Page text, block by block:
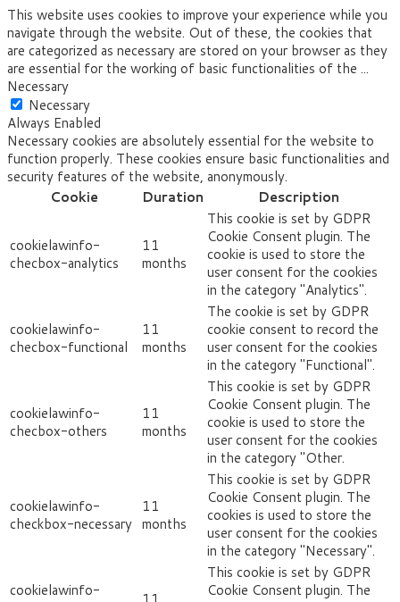
This website uses cookies to improve your experience while you
navigate through the website. Out of these, the cookies that
are categorized as necessary are stored on your browser as they
are essential for the working of basic functionalities of the ...
Necessary
Necessary
Always Enabled
Necessary cookies are absolutely essential for the website to
function properly. These cookies ensure basic functionalities and
security features of the website, anonymously.
Cookie
Duration Description
cookielawinfo-
checbox-analytics
11
months
This cookie is set by GDPR
Cookie Consent plugin. The
cookie is used to store the
user consent for the cookies
in the category "Analytics".
cookielawinfo-
checbox-functional
11
months
The cookie is set by GDPR
cookie consent to record the
user consent for the cookies
in the category "Functional".
cookielawinfo-
checbox-others
11
months
This cookie is set by GDPR
Cookie Consent plugin. The
cookie is used to store the
user consent for the cookies
in the category "Other.
cookielawinfo-
checkbox-necessary
11
months
This cookie is set by GDPR
Cookie Consent plugin. The
cookies is used to store the
user consent for the cookies
in the category "Necessary".
cookielawinfo-
This cookie is set by GDPR
Cookie Consent plugin. The